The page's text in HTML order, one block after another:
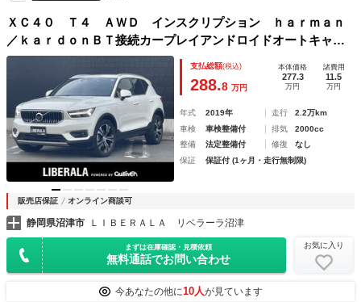
ＸＣ４０ Ｔ４ ＡＷＤ インスクリプション ｈａｒｍａｎ
／ｋａｒｄｏｎＢＴ接続カープレイアンドロイドオートキャメ
ルレザーシートＤＮパワーシートシートヒーターＤシートメモ
リステアリングヒーターＡＣＣＬＫＡＢＳＭフットトランクオ
ープナー純正ドラレコ
支払総額(税込)
288.8 万円
本体価格
277.3
万円
諸費用
11.5
万円
年式 2019年 走行
2.2万km
車検
車検整備付 排気
2000cc
整備
法定整備付 修復
なし
保証
保証付 (1ヶ月・走行無制限)
販売店保証 オンライン商談可
静岡県沼津市 ＬＩＢＥＲＡＬＡ リベラーラ沼津
まずは在庫確認・見積依頼
無料通話でお問い合わせ
お気に入り
今あなたの他に10人が見ています